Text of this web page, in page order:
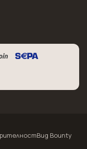
Bug Bounty